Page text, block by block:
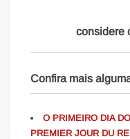
considere
Confira mais
O PRIMEIRO DIA
PREMIER JOUR DU